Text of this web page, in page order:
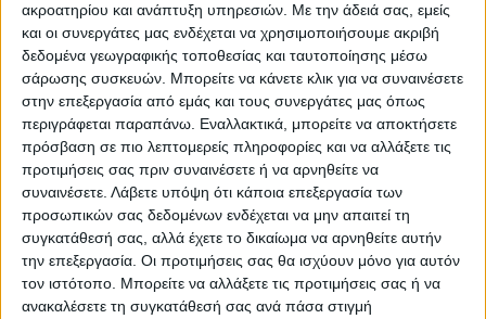
ακροατηρίου και ανάπτυξη υπηρεσιών. Με την άδειά σας, εμείς
και οι συνεργάτες μας ενδέχεται να χρησιμοποιήσουμε ακριβή
δεδομένα γεωγραφικής τοποθεσίας και ταυτοποίησης μέσω
σάρωσης συσκευών. Μπορείτε να κάνετε κλικ για να συναινέσετε
στην επεξεργασία από εμάς και τους συνεργάτες μας όπως
περιγράφεται παραπάνω. Εναλλακτικά, μπορείτε να αποκτήσετε
πρόσβαση σε πιο λεπτομερείς πληροφορίες και να αλλάξετε τις
προτιμήσεις σας πριν συναινέσετε ή να αρνηθείτε να
συναινέσετε. Λάβετε υπόψη ότι κάποια επεξεργασία των
προσωπικών σας δεδομένων ενδέχεται να μην απαιτεί τη
συγκατάθεσή σας, αλλά έχετε το δικαίωμα να αρνηθείτε αυτήν
την επεξεργασία. Οι προτιμήσεις σας θα ισχύουν μόνο για αυτόν
τον ιστότοπο. Μπορείτε να αλλάξετε τις προτιμήσεις σας ή να
ανακαλέσετε τη συγκατάθεσή σας ανά πάσα στιγμή
Οι 9 άξονες Κουρέτα για να "σωθεί" η
Θεσσαλία από την λειψυδρία